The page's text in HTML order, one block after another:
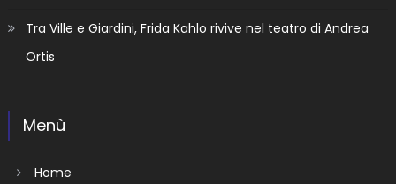
Tra Ville e Giardini, Frida Kahlo rivive nel teatro di Andrea
Ortis
Menù
Home